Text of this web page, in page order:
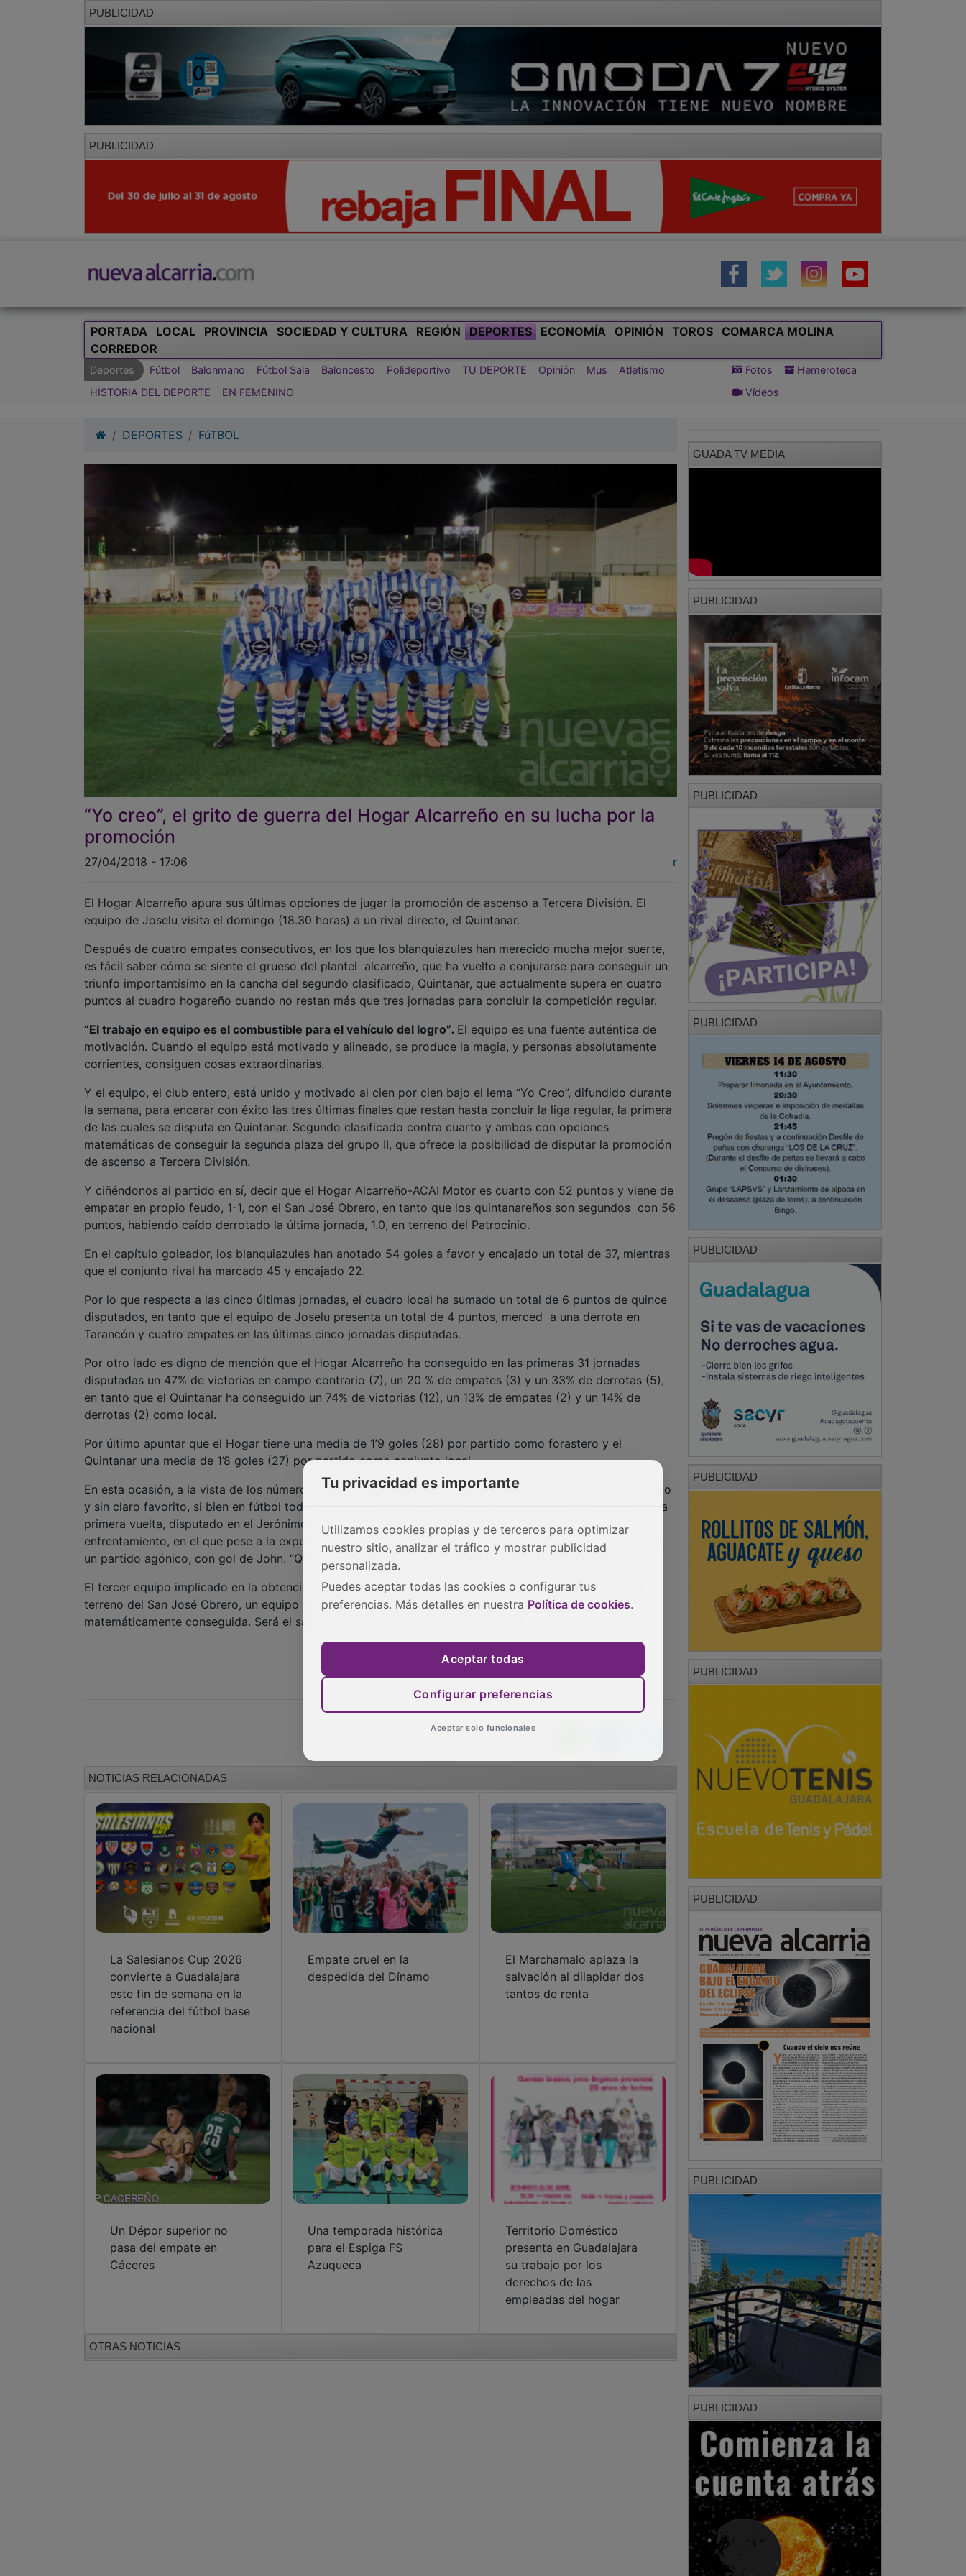
PUBLICIDAD
PUBLICIDAD
PORTADA LOCAL PROVINCIA SOCIEDAD Y CULTURA REGIÓN DEPORTES ECONOMÍA OPINIÓN TOROS
COMARCA MOLINA
CORREDOR
Deportes Fútbol Balonmano Fútbol Sala Baloncesto Polideportivo TU DEPORTE Opinión Mus
Atletismo
HISTORIA DEL DEPORTE
EN FEMENINO
Fotos
Hemeroteca
Vídeos
DEPORTES FúTBOL
“Yo creo”, el grito de guerra del Hogar Alcarreño en su lucha por la
promoción
27/04/2018 - 17:06 r
El Hogar Alcarreño apura sus últimas opciones de jugar la promoción de ascenso a Tercera División. El
equipo de Joselu visita el domingo (18.30 horas) a un rival directo, el Quintanar.
Después de cuatro empates consecutivos, en los que los blanquiazules han merecido mucha mejor suerte,
es fácil saber cómo se siente el grueso del plantel alcarreño, que ha vuelto a conjurarse para conseguir un
triunfo importantísimo en la cancha del segundo clasificado, Quintanar, que actualmente supera en cuatro
puntos al cuadro hogareño cuando no restan más que tres jornadas para concluir la competición regular.
“El trabajo en equipo es el combustible para el vehículo del logro”. El equipo es una fuente auténtica de
motivación. Cuando el equipo está motivado y alineado, se produce la magia, y personas absolutamente
corrientes, consiguen cosas extraordinarias.
Y el equipo, el club entero, está unido y motivado al cien por cien bajo el lema “Yo Creo”, difundido durante
la semana, para encarar con éxito las tres últimas finales que restan hasta concluir la liga regular, la primera
de las cuales se disputa en Quintanar. Segundo clasificado contra cuarto y ambos con opciones
matemáticas de conseguir la segunda plaza del grupo II, que ofrece la posibilidad de disputar la promoción
de ascenso a Tercera División.
Y ciñéndonos al partido en sí, decir que el Hogar Alcarreño-ACAI Motor es cuarto con 52 puntos y viene de
empatar en propio feudo, 1-1, con el San José Obrero, en tanto que los quintanareños son segundos con 56
puntos, habiendo caído derrotado la última jornada, 1.0, en terreno del Patrocinio.
En el capítulo goleador, los blanquiazules han anotado 54 goles a favor y encajado un total de 37, mientras
que el conjunto rival ha marcado 45 y encajado 22.
Por lo que respecta a las cinco últimas jornadas, el cuadro local ha sumado un total de 6 puntos de quince
disputados, en tanto que el equipo de Joselu presenta un total de 4 puntos, merced a una derrota en
Tarancón y cuatro empates en las últimas cinco jornadas disputadas.
Por otro lado es digno de mención que el Hogar Alcarreño ha conseguido en las primeras 31 jornadas
disputadas un 47% de victorias en campo contrario (7), un 20 % de empates (3) y un 33% de derrotas (5),
en tanto que el Quintanar ha conseguido un 74% de victorias (12), un 13% de empates (2) y un 14% de
derrotas (2) como local.
Por último apuntar que el Hogar tiene una media de 1’9 goles (28) por partido como forastero y el
Quintanar una media de 1’8 goles (27) por partido como conjunto local.
En esta ocasión, a la vista de los números, parece que estamos ante un encuentro tremendamente igualado
y sin claro favorito, si bien en fútbol todo puede pasar. Con todo no debe olvidarse que en el partido de la
primera vuelta, disputado en el Jerónimo de la Morena, venció 1-0 el cuadro alcarreño, en un
enfrentamiento, en el que pese a la expulsión de Baeza, el conjunto blanquiazul fue netamente superior en
un partido agónico, con gol de John. “Que tu esfuerzo y tu trabajo sea lo que marque la diferencia”
El tercer equipo implicado en la obtención de la segunda plaza, Illescas, se desplaza en esta jornada a
terreno del San José Obrero, un equipo que sigue luchando por la salvación, que todavía no tiene
matemáticamente conseguida. Será el sábado día 28 a partir de las 19’00 horas.
NOTICIAS RELACIONADAS
La Salesianos Cup 2026
convierte a Guadalajara
este fin de semana en la
referencia del fútbol base
nacional
Empate cruel en la
despedida del Dínamo
El Marchamalo aplaza la
salvación al dilapidar dos
tantos de renta
Un Dépor superior no
pasa del empate en
Cáceres
Una temporada histórica
para el Espiga FS
Azuqueca
Territorio Doméstico
presenta en Guadalajara
su trabajo por los
derechos de las
empleadas del hogar
OTRAS NOTICIAS
GUADA TV MEDIA
PUBLICIDAD
PUBLICIDAD
PUBLICIDAD
PUBLICIDAD
PUBLICIDAD
PUBLICIDAD
PUBLICIDAD
PUBLICIDAD
PUBLICIDAD
Tu privacidad es importante
Utilizamos cookies propias y de terceros para optimizar
nuestro sitio, analizar el tráfico y mostrar publicidad
personalizada.
Puedes aceptar todas las cookies o configurar tus
preferencias. Más detalles en nuestra Política de cookies.
Aceptar todas
Configurar preferencias
Aceptar solo funcionales